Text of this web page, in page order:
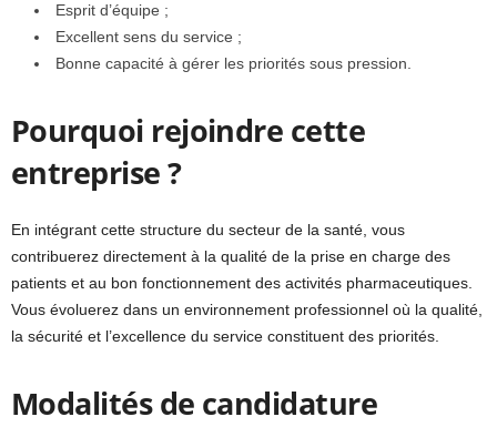
Esprit d’équipe ;
Excellent sens du service ;
Bonne capacité à gérer les priorités sous pression.
Pourquoi rejoindre cette
entreprise ?
En intégrant cette structure du secteur de la santé, vous
contribuerez directement à la qualité de la prise en charge des
patients et au bon fonctionnement des activités pharmaceutiques.
Vous évoluerez dans un environnement professionnel où la qualité,
la sécurité et l’excellence du service constituent des priorités.
Modalités de candidature